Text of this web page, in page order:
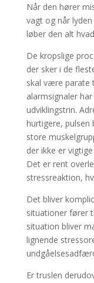
Når den hører
vagt og når
løber den alt
De kropslige
der sker i de
skal være parate
alarmsignaler
udviklingstrin.
hurtigere,
store
der ikke er
Det er rent
stressreaktion,
Det bliver
situationer fører
situation bliver
lignende
Er truslen